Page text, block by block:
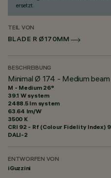
ersetzt.
TEIL VON
BLADE R Ø170MM
BESCHREIBUNG
Minimal Ø 174 - Medium
M - Medium 26°
39.1 W system
2488.5 lm system
63.64 lm/W
3500 K
CRI 92 - Rf (Colour Fidelity Index)
DALI-2
ENTWORFEN VON
iGuzzini